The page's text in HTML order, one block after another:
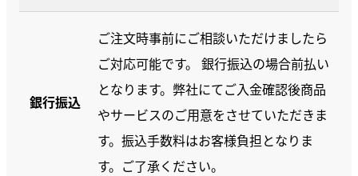
銀行振込
ご注文時事前にご相談いただけましたら
ご対応可能です。 銀行振込の場合前払い
となります。弊社にてご入金確認後商品
やサービスのご用意をさせていただきま
す。振込手数料はお客様負担となりま
す。ご了承ください。